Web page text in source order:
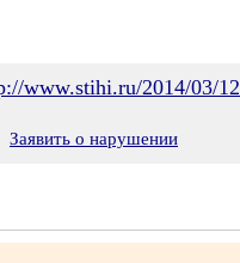
www.stihi.ru/2014/03/
Заявить о нарушении